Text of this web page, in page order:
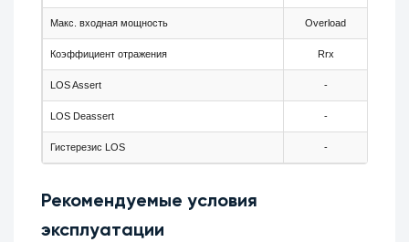
Макс. входная мощность Overload
Коэффициент отражения Rrx
LOS Assert -
LOS Deassert -
Гистерезис LOS -
Рекомендуемые условия
эксплуатации